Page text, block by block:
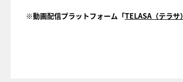
※動画配信プラットフォーム「TELASA（テラサ）